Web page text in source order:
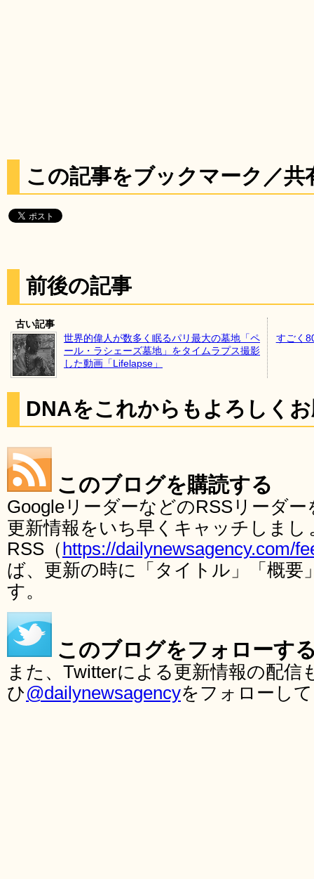
この記事をブックマーク／共
前後の記事
古い記事
世界的偉人が数多く眠るパリ最大の墓地「ペ
ール・ラシェーズ墓地」をタイムラプス撮影
した動画「Lifelapse」
すごく
DNAをこれからもよろしく
このブログを購読する
GoogleリーダーなどのRSSリーダ
更新情報をいち早くキャッチしま
RSS（ https://dailynewsagency.com/
ば、更新の時に「タイトル」「概要
す。
このブログをフォローす
また、Twitterによる更新情報の配
ひ@dailynewsagencyをフォローし